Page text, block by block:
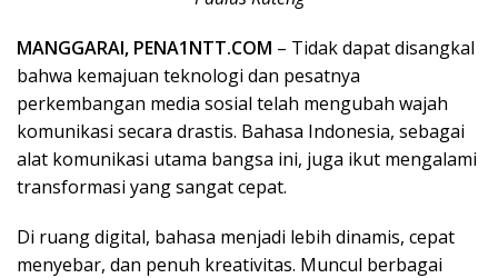
MANGGARAI, PENA1NTT.COM – Tidak dapat disangkal
bahwa kemajuan teknologi dan pesatnya
perkembangan media sosial telah mengubah wajah
komunikasi secara drastis. Bahasa Indonesia, sebagai
alat komunikasi utama bangsa ini, juga ikut mengalami
transformasi yang sangat cepat.
Di ruang digital, bahasa menjadi lebih dinamis, cepat
menyebar, dan penuh kreativitas. Muncul berbagai